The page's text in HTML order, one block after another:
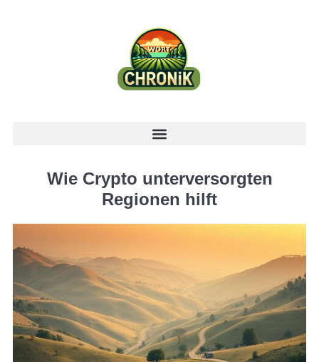
Wie Crypto unterversorgten
Regionen hilft